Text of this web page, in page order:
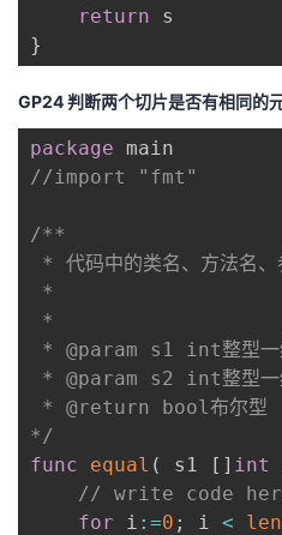
return
}
GP24 判断两个切片是否有相同的
package
//import "fmt"
/**
* 代码中的类名、方法名、
*
*
* @param s1 int整型一
* @param s2 int整型一
* @return bool布尔型
*/
func
equal ( s1 [ ] int
// write code
for i :=0 ; i < len